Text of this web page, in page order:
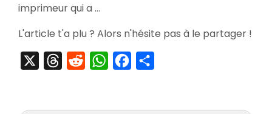
imprimeur qui a …
L'article t'a plu ? Alors n'hésite pas à le partager !
ThreadsRedditWhatsAppFacebook